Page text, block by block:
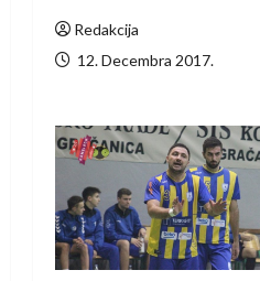
Redakcija
12. Decembra 2017.